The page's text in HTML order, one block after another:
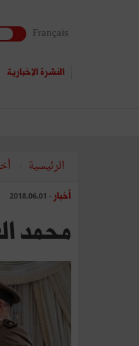
Français
النشرة الإخبارية
الرئيسية
أخبار - 2018.06.01
محمد